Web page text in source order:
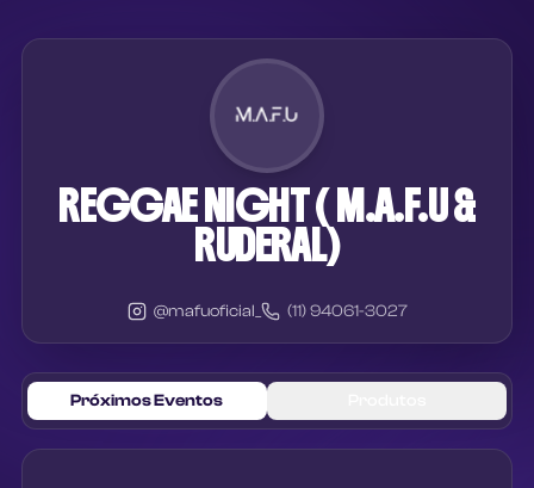
REGGAE NIGHT ( M.A.F.U &
RUDERAL)
@mafuoficial_ (11) 94061-3027
Próximos Eventos